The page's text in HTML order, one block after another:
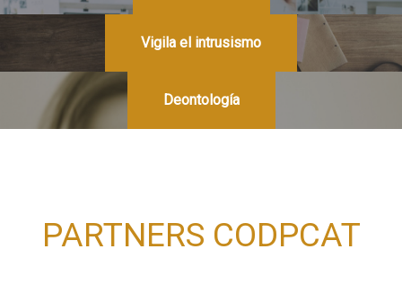
Vigila el intrusismo
Deontología
PARTNERS CODPCAT